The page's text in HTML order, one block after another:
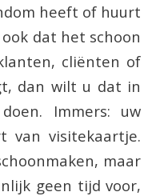
heeft of huurt
dat het schoon
cliënten of
dan wilt u dat in
Immers: uw
van visitekaartje.
maar
geen tijd voor,